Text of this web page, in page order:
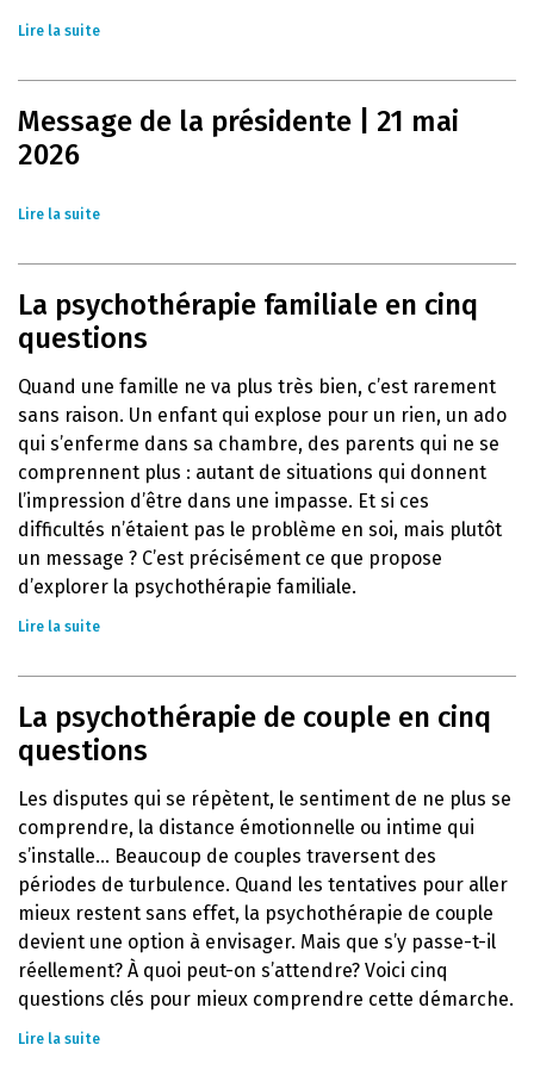
Lire la suite
Message de la présidente | 21 mai
2026
Lire la suite
La psychothérapie familiale en cinq
questions
Quand une famille ne va plus très bien, c’est rarement
sans raison. Un enfant qui explose pour un rien, un ado
qui s’enferme dans sa chambre, des parents qui ne se
comprennent plus : autant de situations qui donnent
l’impression d’être dans une impasse. Et si ces
difficultés n’étaient pas le problème en soi, mais plutôt
un message ? C’est précisément ce que propose
d’explorer la psychothérapie familiale.
Lire la suite
La psychothérapie de couple en cinq
questions
Les disputes qui se répètent, le sentiment de ne plus se
comprendre, la distance émotionnelle ou intime qui
s’installe… Beaucoup de couples traversent des
périodes de turbulence. Quand les tentatives pour aller
mieux restent sans effet, la psychothérapie de couple
devient une option à envisager. Mais que s’y passe-t-il
réellement? À quoi peut-on s’attendre? Voici cinq
questions clés pour mieux comprendre cette démarche.
Lire la suite